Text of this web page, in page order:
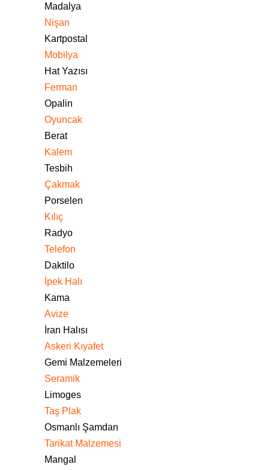
Madalya
Nişan
Kartpostal
Mobilya
Hat Yazısı
Ferman
Opalin
Oyuncak
Berat
Kalem
Tesbih
Çakmak
Porselen
Kılıç
Radyo
Telefon
Daktilo
İpek Halı
Kama
Avize
İran Halısı
Askeri Kıyafet
Gemi Malzemeleri
Seramik
Limoges
Taş Plak
Osmanlı Şamdan
Tarikat Malzemesi
Mangal